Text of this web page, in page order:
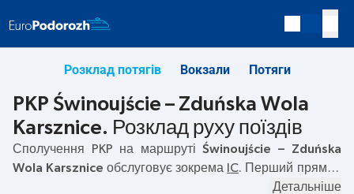
Розклад потягів Вокзали Потяги
PKP Świnoujście – Zduńska Wola
Karsznice. Розклад руху поїздів
Сполучення PKP на маршруті Świnoujście – Zduńska
Wola Karsznice обслуговує зокрема IC. Перший прямий
з вокзалу PKP Świnoujście.
Детальніше